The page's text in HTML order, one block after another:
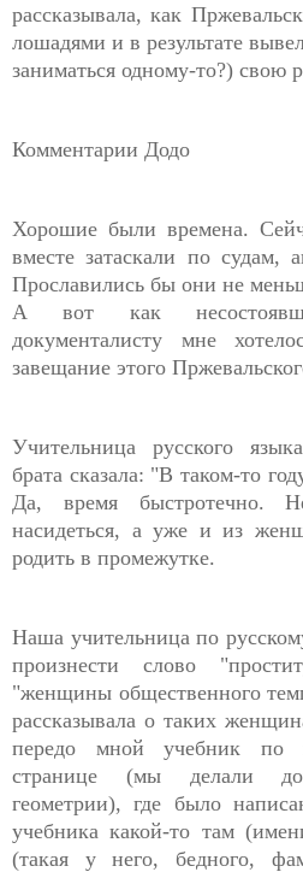
рассказывала, как
лошадями и в результате
заниматься одному-то?) свою
Комментарии Додо
Хорошие были времена.
вместе затаскали по
Прославились бы они не
А вот как
документалисту мне
завещание этого
Учительница русского
брата сказала: "В таком-то
Да, время быстротечно.
насидеться, а уже и из
родить в промежутке.
Наша учительница по
произнести слово
"женщины общественного
рассказывала о таких
передо мной учебник по
странице (мы делали
геометрии), где было
учебника какой-то там
(такая у него, бедного,